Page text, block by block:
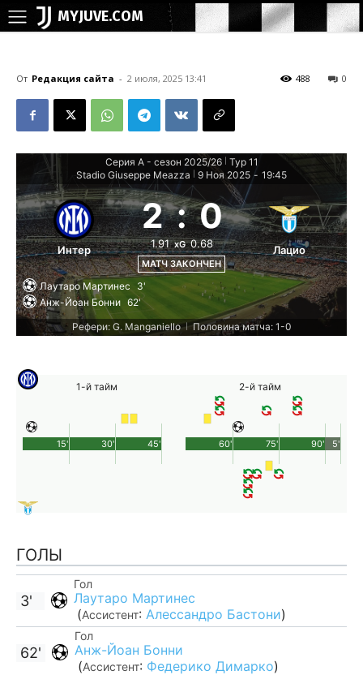
MYJUVE.COM
От Редакция сайта - 2 июля, 2025 13:41 0
488
Серия А - сезон 2025/26
Тур 11
Stadio Giuseppe Meazza
9 Ноя 2025 - 19:45
Интер
2 : 0
1.91 xG 0.68
МАТЧ ЗАКОНЧЕН
Лацио
Лаутаро Мартинес
3'
Анж-Йоан Бонни 62'
Рефери: G. Manganiello | Половина матча: 1-0
1-й тайм
45'
15' 30'
2-й тайм
90'
60' 75' 5'
ГОЛЫ
Гол
Лаутаро Мартинес
(Ассистент: Алессандро Бастони)
3'
Гол
Анж-Йоан Бонни
(Ассистент: Федерико Димарко)
62'